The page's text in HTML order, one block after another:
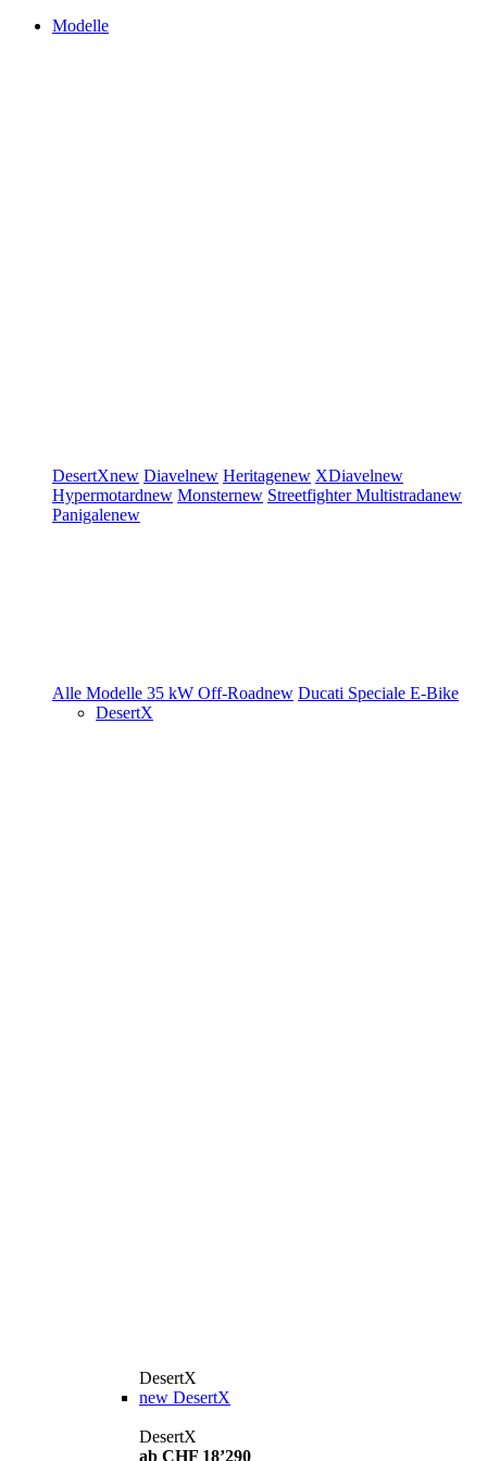
Modelle
DesertXnew Diavelnew Heritagenew XDiavelnew
Hypermotardnew Monsternew StreetfighterMultistradanew
Panigalenew
Alle Modelle 35 kW Off-Roadnew Ducati Speciale E-Bike
DesertX
DesertX
new DesertX
DesertX
ab CHF 18’290